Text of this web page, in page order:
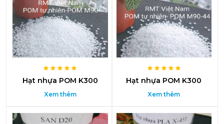
Hạt nhựa POM K300
Xem thêm
Hạt nhựa POM K300
Xem thêm